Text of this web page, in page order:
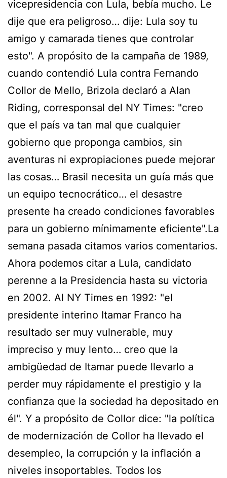
vicepresidencia con Lula, bebía mucho. Le
dije que era peligroso… dije: Lula soy tu
amigo y camarada tienes que controlar
esto". A propósito de la campaña de 1989,
cuando contendió Lula contra Fernando
Collor de Mello, Brizola declaró a Alan
Riding, corresponsal del NY Times: "creo
que el país va tan mal que cualquier
gobierno que proponga cambios, sin
aventuras ni expropiaciones puede mejorar
las cosas… Brasil necesita un guía más que
un equipo tecnocrático… el desastre
presente ha creado condiciones favorables
para un gobierno mínimamente eficiente".La
semana pasada citamos varios comentarios.
Ahora podemos citar a Lula, candidato
perenne a la Presidencia hasta su victoria
en 2002. Al NY Times en 1992: "el
presidente interino Itamar Franco ha
resultado ser muy vulnerable, muy
impreciso y muy lento… creo que la
ambigüedad de Itamar puede llevarlo a
perder muy rápidamente el prestigio y la
confianza que la sociedad ha depositado en
él". Y a propósito de Collor dice: "la política
de modernización de Collor ha llevado el
desempleo, la corrupción y la inflación a
niveles insoportables. Todos los